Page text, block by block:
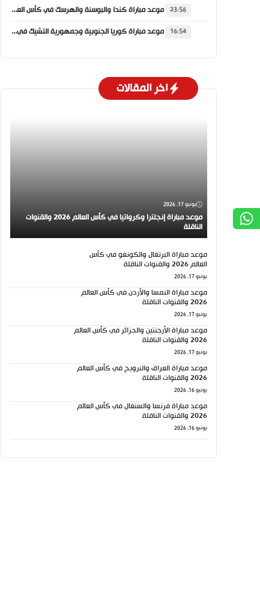
23:56 موعد مباراة كندا والبوسنة والهرسك في كأس العالم 2026 والقنوات الناقلة
16:54 موعد مباراة كوريا الجنوبية وجمهورية التشيك في كأس العالم 2026 والقنوات الناقلة
اخر المقالات
يونيو 17, 2026
موعد مباراة إنجلترا وكرواتيا في كأس العالم 2026 والقنوات
الناقلة
موعد مباراة البرتغال والكونغو في كأس
العالم 2026 والقنوات الناقلة
يونيو 17, 2026
موعد مباراة النمسا والأردن في كأس العالم
2026 والقنوات الناقلة
يونيو 17, 2026
موعد مباراة الأرجنتين والجزائر في كأس العالم
2026 والقنوات الناقلة
يونيو 17, 2026
موعد مباراة العراق والنرويج في كأس العالم
2026 والقنوات الناقلة
يونيو 16, 2026
موعد مباراة فرنسا والسنغال في كأس العالم
2026 والقنوات الناقلة
يونيو 16, 2026